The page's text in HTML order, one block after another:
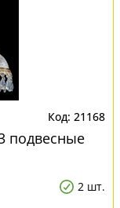
21168
подвесные
2 шт.